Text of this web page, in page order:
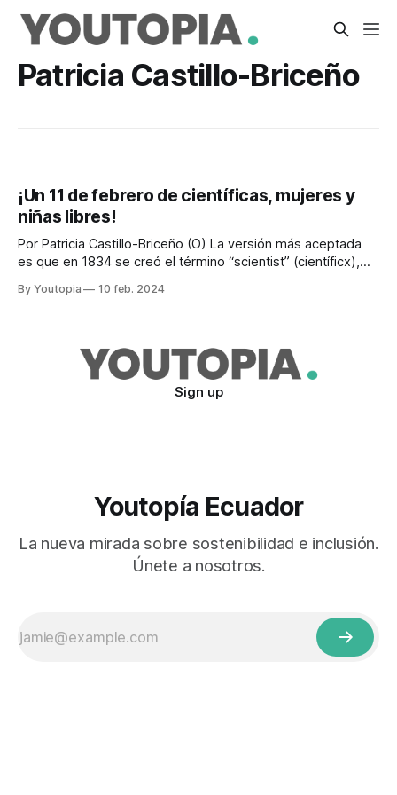
Patricia Castillo-Briceño
¡Un 11 de febrero de científicas, mujeres y
niñas libres!
Por Patricia Castillo-Briceño (O) La versión más aceptada
es que en 1834 se creó el término “scientist” (científicx),
Somerville. Somerville fue una investigadora escocesa,
By Youtopia 10 feb. 2024
Sign up
Youtopía Ecuador
La nueva mirada sobre sostenibilidad e inclusión.
Únete a nosotros.